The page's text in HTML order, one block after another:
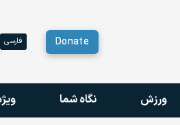
Donate فارسی
ورزش نگاه شما